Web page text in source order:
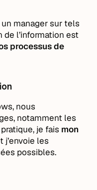
manager sur tels
l’information est
processus de
nous
notamment les
je fais mon
j’envoie les
possibles.